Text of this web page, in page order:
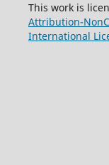
This work is
Attribution-
International